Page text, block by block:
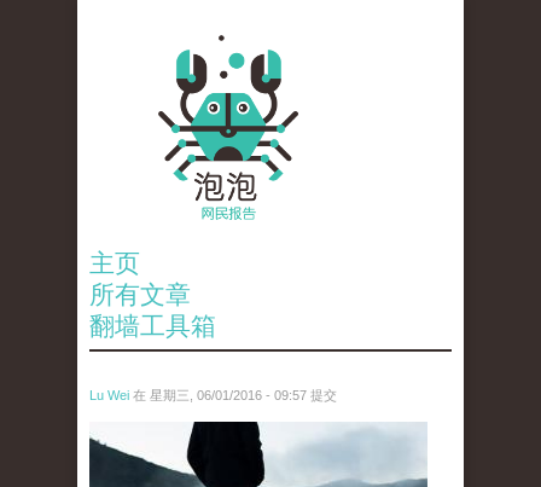
主页
所有文章
翻墙工具箱
Lu Wei 在 星期三, 06/01/2016 - 09:57 提交
wen_tou_tu_2.jpg